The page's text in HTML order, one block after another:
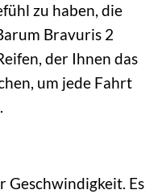
zu haben, die
Bravuris 2
der Ihnen das
um jede Fahrt
Geschwindigkeit. Es